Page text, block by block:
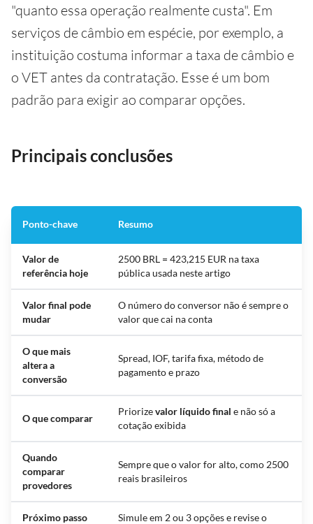
"quanto essa operação realmente custa". Em
serviços de câmbio em espécie, por exemplo, a
instituição costuma informar a taxa de câmbio e
o VET antes da contratação. Esse é um bom
padrão para exigir ao comparar opções.
Principais conclusões
Ponto-chave Resumo
Valor de
referência hoje
2500 BRL = 423,215 EUR na taxa
pública usada neste artigo
Valor final pode
mudar
O número do conversor não é sempre o
valor que cai na conta
O que mais
altera a
conversão
Spread, IOF, tarifa fixa, método de
pagamento e prazo
O que comparar
Priorizevalor líquido final e não só a
cotação exibida
Quando
comparar
provedores
Sempre que o valor for alto, como 2500
reais brasileiros
Próximo passo
Simule em 2 ou 3 opções e revise o